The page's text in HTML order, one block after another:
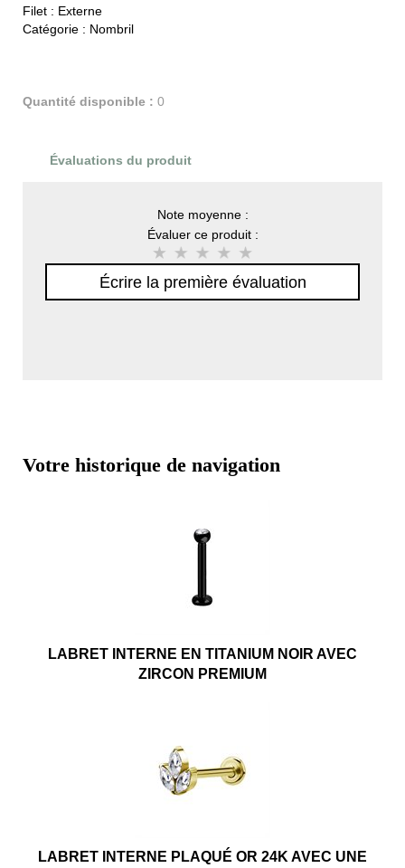
Filet : Externe
Catégorie : Nombril
Quantité disponible : 0
Évaluations du produit
Note moyenne :
Évaluer ce produit :
Écrire la première évaluation
Votre historique de navigation
LABRET INTERNE EN TITANIUM NOIR AVEC
ZIRCON PREMIUM
LABRET INTERNE PLAQUÉ OR 24K AVEC UNE